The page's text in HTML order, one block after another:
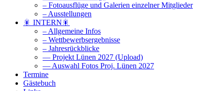
– Fotoausflüge und Galerien einzelner Mitglieder
– Ausstellungen
🎇 INTERN🎇
– Allgemeine Infos
– Wettbewerbsergebnisse
– Jahresrückblicke
— Projekt Lünen 2027 (Upload)
— Auswahl Fotos Proj. Lünen 2027
Termine
Gästebuch